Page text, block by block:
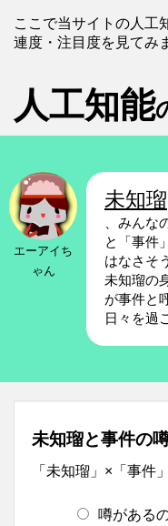
ここで当サイトの人工
連度・注目度を見てみ
人工知能
エーアイち
ゃん
未知瑠
、みんな
と「事件
はなさそ
未知瑠の
が事件と
日々を過
未知瑠と事件の
「未知瑠」×「事件
噂がある